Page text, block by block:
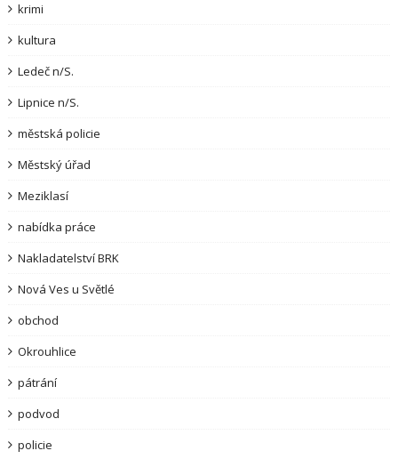
krimi
kultura
Ledeč n/S.
Lipnice n/S.
městská policie
Městský úřad
Meziklasí
nabídka práce
Nakladatelství BRK
Nová Ves u Světlé
obchod
Okrouhlice
pátrání
podvod
policie